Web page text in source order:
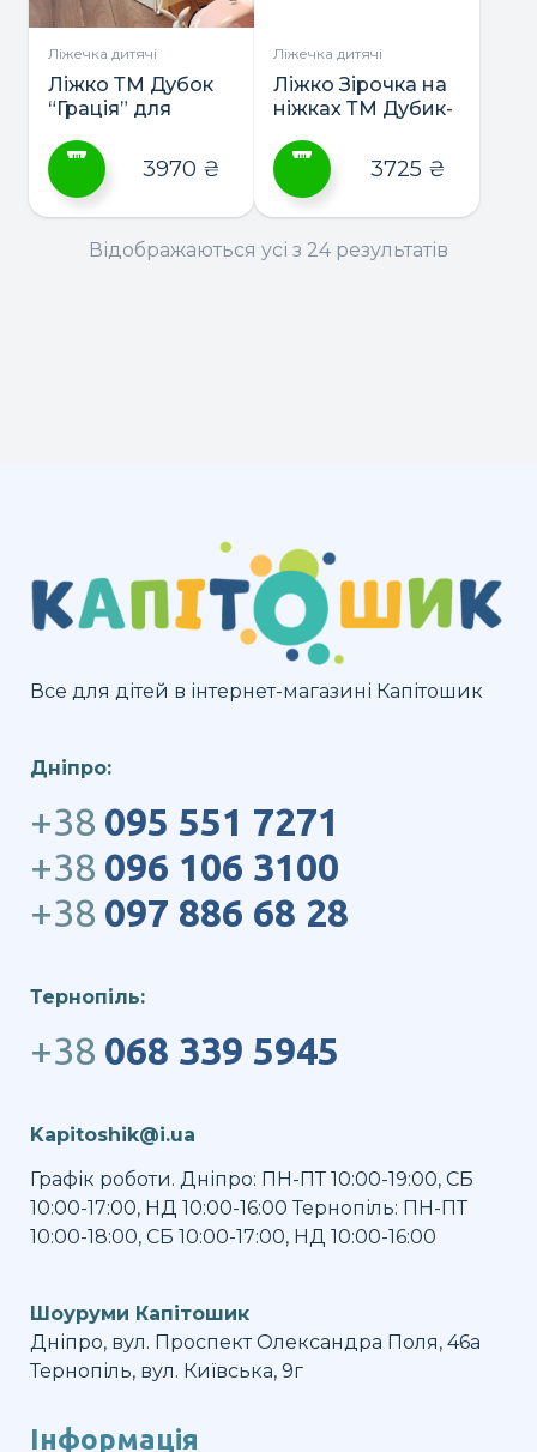
на
сторінці
товару
сторінці
товару
Ліжечка дитячі
Ліжко ТМ Дубок
“Грація” для
товар
3970 ₴
Ліжечка дитячі
Ліжко Зірочка на
ніжках ТМ Дубик-
товар
3725 ₴
Відображаються усі з 24 результатів
Все для дітей в інтернет-магазині Капітошик
Дніпро:
+38 095 551 7271
+38 096 106 3100
+38 097 886 68 28
Тернопіль:
+38 068 339 5945
Kapitoshik@i.ua
Графік роботи. Дніпро: ПН-ПТ 10:00-19:00, СБ
10:00-17:00, НД 10:00-16:00 Тернопіль: ПН-ПТ
10:00-18:00, СБ 10:00-17:00, НД 10:00-16:00
Шоуруми Капітошик
Дніпро, вул. Проспект Олександра Поля, 46а
Тернопіль, вул. Київська, 9г
Інформація